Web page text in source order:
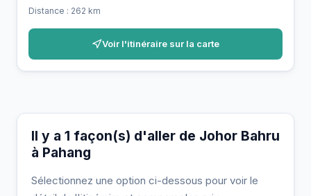
Distance : 262 km
Voir l'itinéraire sur la carte
Il y a 1 façon(s) d'aller de Johor Bahru
à Pahang
Sélectionnez une option ci-dessous pour voir le